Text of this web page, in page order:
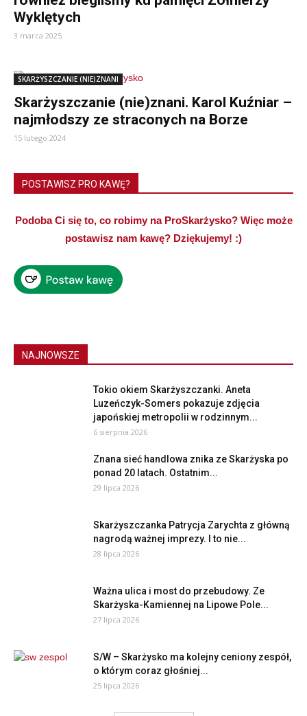
Wyklętych
3 marca 2025
SKARŻYSZCZANIE (NIE)ZNANI
Skarżyszczanie (nie)znani. Karol Kuźniar –
najmłodszy ze straconych na Borze
15 lutego 2024
POSTAWISZ PRO KAWĘ?
Podoba Ci się to, co robimy na ProSkarżysko? Więc może
postawisz nam kawę? Dziękujemy! :)
NAJNOWSZE
Tokio okiem Skarżyszczanki. Aneta
Luzeńczyk-Somers pokazuje zdjęcia
japońskiej metropolii w rodzinnym...
6 sierpnia 2026
Znana sieć handlowa znika ze Skarżyska po
ponad 20 latach. Ostatnim...
29 lipca 2026
Skarżyszczanka Patrycja Zarychta z główną
nagrodą ważnej imprezy. I to nie...
28 lipca 2026
Ważna ulica i most do przebudowy. Ze
Skarżyska-Kamiennej na Lipowe Pole...
27 lipca 2026
S/W – Skarżysko ma kolejny ceniony zespół,
o którym coraz głośniej...
25 lipca 2026